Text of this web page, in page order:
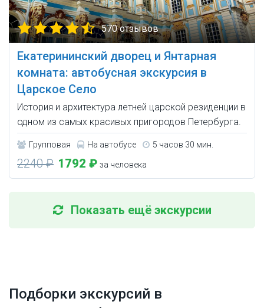
570 отзывов
Екатерининский дворец и Янтарная
комната: автобусная экскурсия в
Царское Село
История и архитектура летней царской резиденции в
одном из самых красивых пригородов Петербурга.
Групповая На автобусе 5 часов 30 мин.
2240 ₽ 1792 ₽ за человека
Показать ещё экскурсии
Подборки экскурсий в